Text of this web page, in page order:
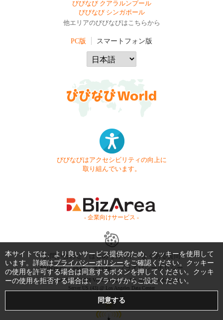
びびなび クアラルンプール
びびなび シンガポール
他エリアのびびなびはこちらから
PC版 スマートフォン版
びびなびはアクセシビリティの向上に
取り組んでいます。
- 企業向けサービス -
お問い合わせ はじめてガイド
よくある質問
利用規約
商標・著作権 プライバシーポリシー
Copyright © 1999-2026 Vivid Navigation, Inc. All Rights Reserved.
Server US (43) @ Los Angeles Data Center
本サイトでは、より良いサービス提供のため、クッキーを使用して
います。詳細はプライバシーポリシーをご確認ください。クッキー
の使用を許可する場合は同意するボタンを押してください。クッキ
ーの使用を拒否する場合は、ブラウザからご設定ください。